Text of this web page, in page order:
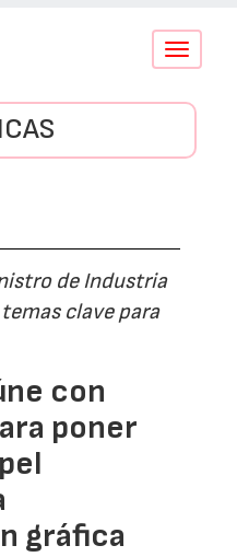
Conmutar
de Industria
clave para
con
poner
gráfica